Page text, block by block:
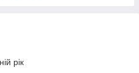
рік